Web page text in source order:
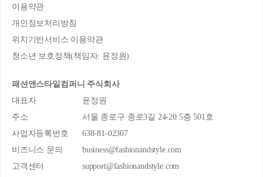
이용약관
개인정보처리방침
위치기반서비스 이용약관
청소년 보호정책(책임자: 윤정원)
패션앤스타일컴퍼니 주식회사
대표자
윤정원
주소
서울 종로구 종로3길 24-20 5층 501호
사업자등록번호
638-81-02307
비즈니스 문의
business@fashionandstyle.com
고객센터
support@fashionandstyle.com